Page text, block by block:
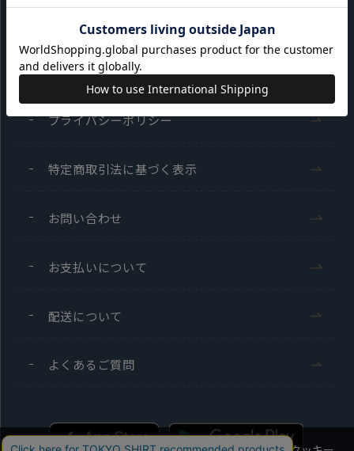
サイト利用規約
会員利用規約
プライバシーポリシー
特定商取引法に基づく表示
お問い合わせ
お支払いについて
配送について
よくあるご質問